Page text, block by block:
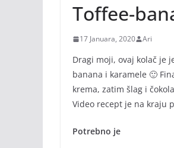
Toffee-
17 Januara, 2020 Ari
Dragi moji, ovaj kolač je
banana i karamele 🙂
krema, zatim šlag i
Video recept je na kraju
Potrebno je